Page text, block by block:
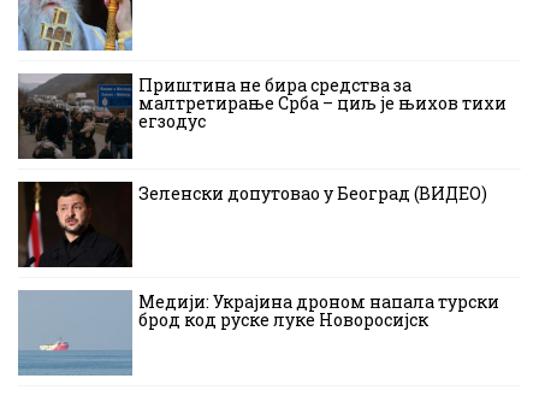
Приштина не бира средства за
малтретирање Срба – циљ је њихов тихи
егзодус
Зеленски допутовао у Београд (ВИДЕО)
Медији: Украјина дроном напала турски
брод код руске луке Новоросијск